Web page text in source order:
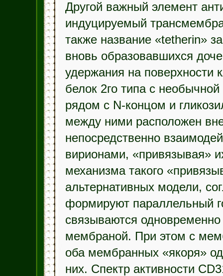
Другой важный элемент
индуцируемый
также название «tetherin»
вновь образовавшихся
удержания на
белок 2го типа с
рядом с N-концом и
между ними расположен
непосредственно
вирионами, «привязывая»
механизма такого
альтернативных модели,
формируют параллельный
связываются
мембраной. При этом с
оба мембранных «якоря»
них. Спектр активности